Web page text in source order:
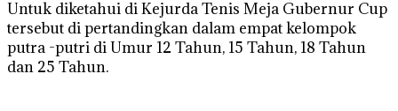
Untuk diketahui di Kejurda Tenis Meja Gubernur Cup
tersebut di pertandingkan dalam empat kelompok
putra -putri di Umur 12 Tahun, 15 Tahun, 18 Tahun
dan 25 Tahun.